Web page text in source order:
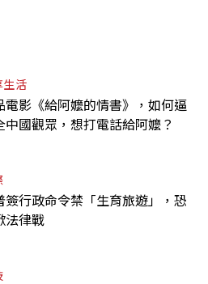
生活
電影《給阿嬤的情書》，如何逼
中國觀眾，想打電話給阿嬤？
簽行政命令禁「生育旅遊」，恐
法律戰